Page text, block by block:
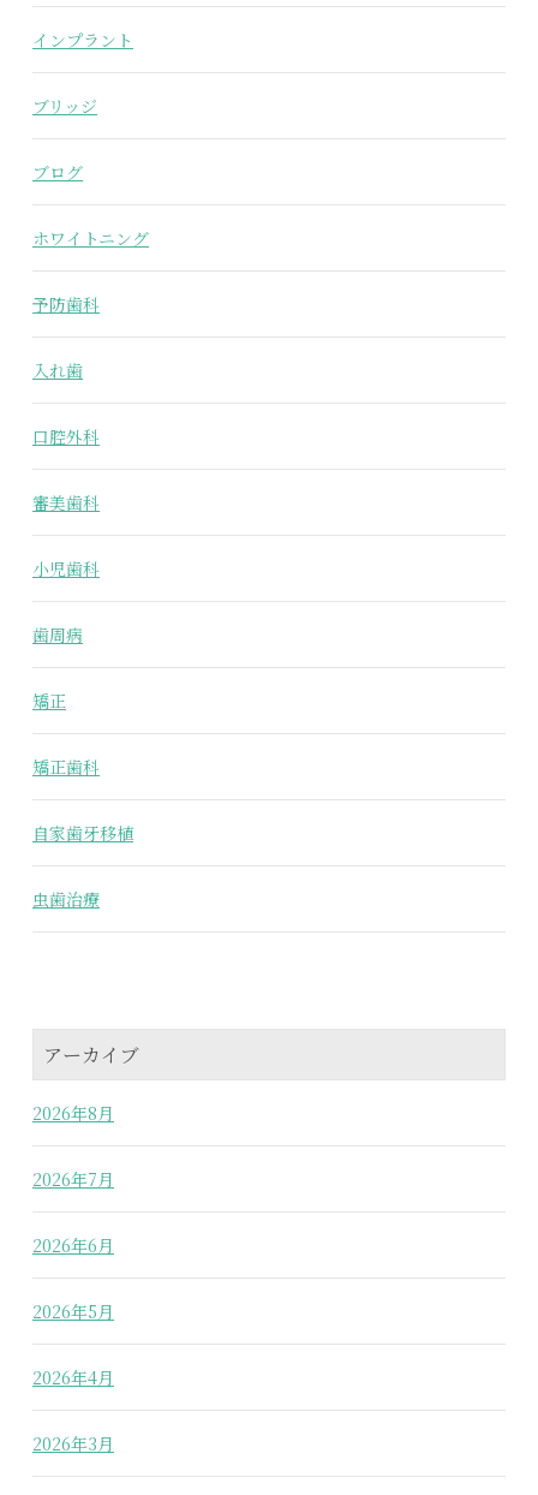
インプラント
ブリッジ
ブログ
ホワイトニング
予防歯科
入れ歯
口腔外科
審美歯科
小児歯科
歯周病
矯正
矯正歯科
自家歯牙移植
虫歯治療
アーカイブ
2026年8月
2026年7月
2026年6月
2026年5月
2026年4月
2026年3月